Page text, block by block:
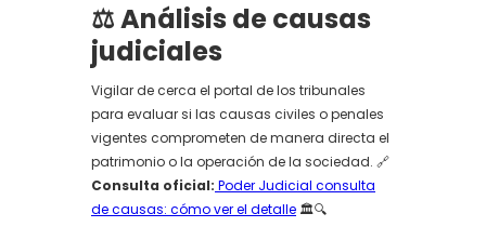
⚖️ Análisis de causas
judiciales
Vigilar de cerca el portal de los tribunales
para evaluar si las causas civiles o penales
vigentes comprometen de manera directa el
patrimonio o la operación de la sociedad. 🔗
Consulta oficial: Poder Judicial consulta
de causas: cómo ver el detalle 🏛️🔍